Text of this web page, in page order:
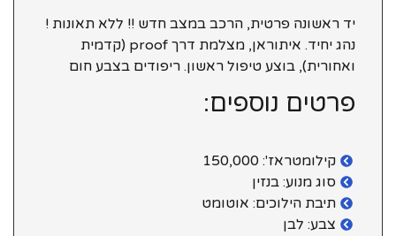
יד ראשונה פרטית, הרכב במצב חדש !! ללא תאונות !
נהג יחיד. איתוראן, מצלמת דרך proof (קדמית
ואחורית), בוצע טיפול ראשון. ריפודים בצבע חום
פרטים נוספים:
קילומטראז': 150,000
סוג מנוע: בנזין
תיבת הילוכים: אוטומט
צבע: לבן